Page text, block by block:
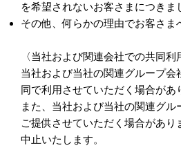
を希望されないお客さまにつき
その他、何らかの理由でお客さ
〈当社および関連会社での共同利
当社および当社の関連グループ
同で利用させていただく場合があ
また、当社および当社の関連グ
ご提供させていただく場合があ
中止いたします。